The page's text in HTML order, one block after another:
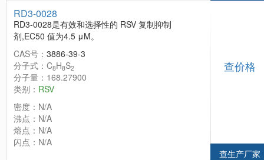
RD3-0028
RD3-0028是有效和选择性的 RSV 复制抑制
剂,EC50 值为4.5 μM。
CAS号： 3886-39-3
分子式：C8H8S2
分子量：168.27900
类别： RSV
密度：N/A
沸点：N/A
熔点：N/A
闪点：N/A
查价格
查生产厂家